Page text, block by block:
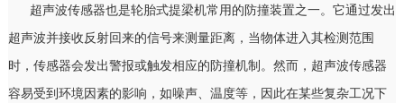
超声波传感器也是轮胎式提梁机常用的防撞装置之一。它通过发出
超声波并接收反射回来的信号来测量距离，当物体进入其检测范围
时，传感器会发出警报或触发相应的防撞机制。然而，超声波传感器
容易受到环境因素的影响，如噪声、温度等，因此在某些复杂工况下